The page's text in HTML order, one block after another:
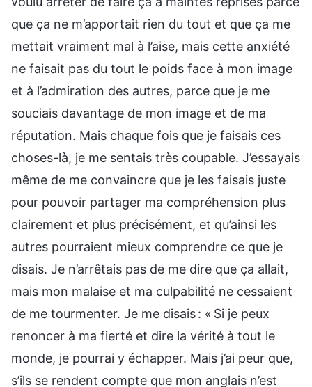
que ça ne m’apportait rien du tout et que ça me
mettait vraiment mal à l’aise, mais cette anxiété
ne faisait pas du tout le poids face à mon image
et à l’admiration des autres, parce que je me
souciais davantage de mon image et de ma
réputation. Mais chaque fois que je faisais ces
choses-là, je me sentais très coupable. J’essayais
même de me convaincre que je les faisais juste
pour pouvoir partager ma compréhension plus
clairement et plus précisément, et qu’ainsi les
autres pourraient mieux comprendre ce que je
disais. Je n’arrêtais pas de me dire que ça allait,
mais mon malaise et ma culpabilité ne cessaient
de me tourmenter. Je me disais : « Si je peux
renoncer à ma fierté et dire la vérité à tout le
monde, je pourrai y échapper. Mais j’ai peur que,
s’ils se rendent compte que mon anglais n’est